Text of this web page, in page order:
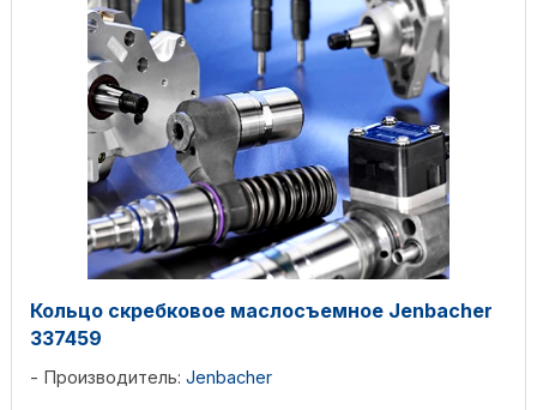
Кольцо скребковое маслосъемное Jenbacher
337459
Производитель: Jenbacher